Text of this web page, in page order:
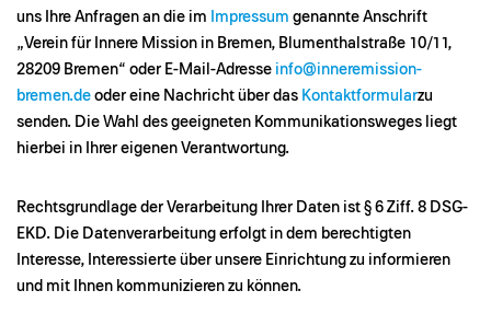
uns Ihre Anfragen an die im Impressum genannte Anschrift
„Verein für Innere Mission in Bremen, Blumenthalstraße 10/11,
28209 Bremen“ oder E-Mail-Adresse info@inneremission-
bremen.de oder eine Nachricht über das Kontaktformularzu
senden. Die Wahl des geeigneten Kommunikationsweges liegt
hierbei in Ihrer eigenen Verantwortung.
Rechtsgrundlage der Verarbeitung Ihrer Daten ist § 6 Ziff. 8 DSG-
EKD. Die Datenverarbeitung erfolgt in dem berechtigten
Interesse, Interessierte über unsere Einrichtung zu informieren
und mit Ihnen kommunizieren zu können.